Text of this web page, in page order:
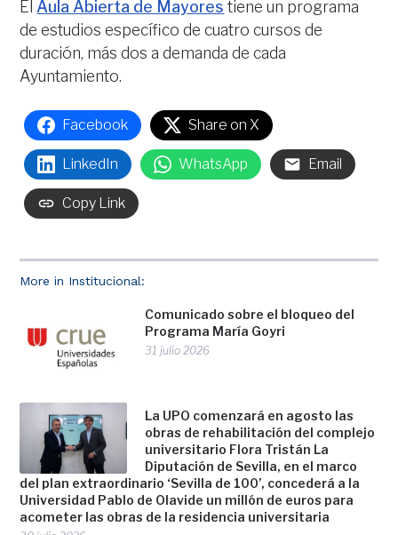
More in Institucional:
Comunicado sobre el bloqueo del
Programa María Goyri
31 julio 2026
La UPO comenzará en agosto las
obras de rehabilitación del complejo
universitario Flora Tristán La
Diputación de Sevilla, en el marco
del plan extraordinario ‘Sevilla de 100’, concederá a la
Universidad Pablo de Olavide un millón de euros para
acometer las obras de la residencia universitaria
El Aula Abierta de Mayores tiene un programa
de estudios específico de cuatro cursos de
duración, más dos a demanda de cada
Ayuntamiento.
Facebook Share on X
LinkedIn WhatsApp Email
Copy Link